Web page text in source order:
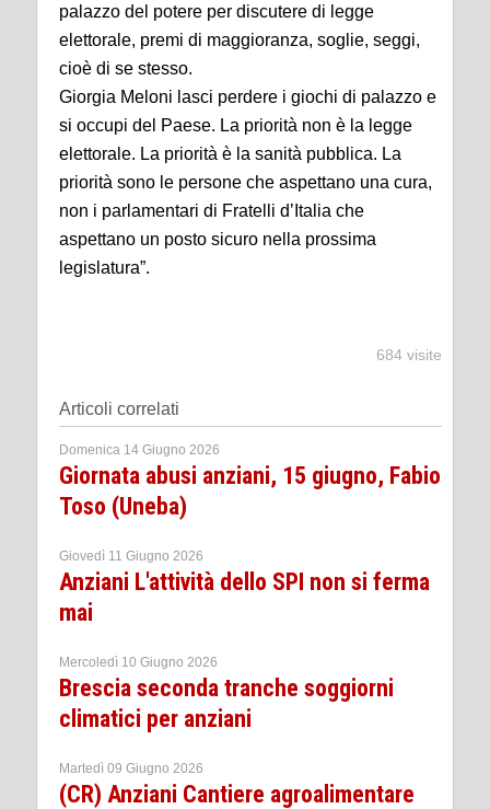
palazzo del potere per discutere di legge
elettorale, premi di maggioranza, soglie, seggi,
cioè di se stesso.
Giorgia Meloni lasci perdere i giochi di palazzo e
si occupi del Paese. La priorità non è la legge
elettorale. La priorità è la sanità pubblica. La
priorità sono le persone che aspettano una cura,
non i parlamentari di Fratelli d’Italia che
aspettano un posto sicuro nella prossima
legislatura”.
684 visite
Articoli correlati
Domenica 14 Giugno 2026
Giornata abusi anziani, 15 giugno, Fabio
Toso (Uneba)
Giovedì 11 Giugno 2026
Anziani L'attività dello SPI non si ferma
mai
Mercoledì 10 Giugno 2026
Brescia seconda tranche soggiorni
climatici per anziani
Martedì 09 Giugno 2026
(CR) Anziani Cantiere agroalimentare